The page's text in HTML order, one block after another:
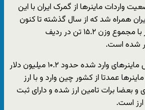
واردات ماینرها از گمرک ایران با این
همراه شد که از سال گذشته تا کنون
حدود ۲۰ هزار بسته ماینر با مجموع وزن ۱۵.۲ تن در ردیف
ارونقی با اعلام اینکه ارزش ماینرهای وارد شده حدود ۱۰.۲ میلیون دلار
عمدتا از کشور چین وارد و با ارز
و بعضا برات تامین ارز شده و دارای ثبت
است.